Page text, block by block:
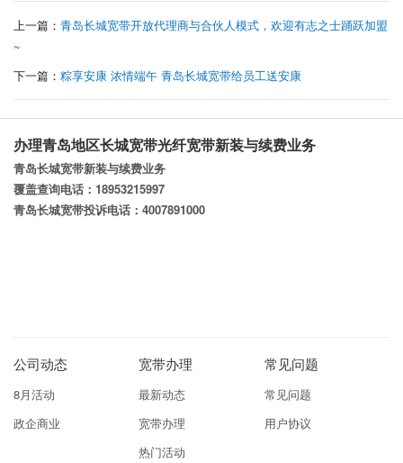
上一篇： 青岛长城宽带开放代理商与合伙人模式，欢迎有志之士踊跃加盟
~
下一篇： 粽享安康 浓情端午 青岛长城宽带给员工送安康
办理青岛地区长城宽带光纤宽带新装与续费业务
青岛长城宽带新装与续费业务
覆盖查询电话：18953215997
青岛长城宽带投诉电话：4007891000
公司动态
8月活动
政企商业
宽带办理
最新动态
宽带办理
热门活动
常见问题
常见问题
用户协议